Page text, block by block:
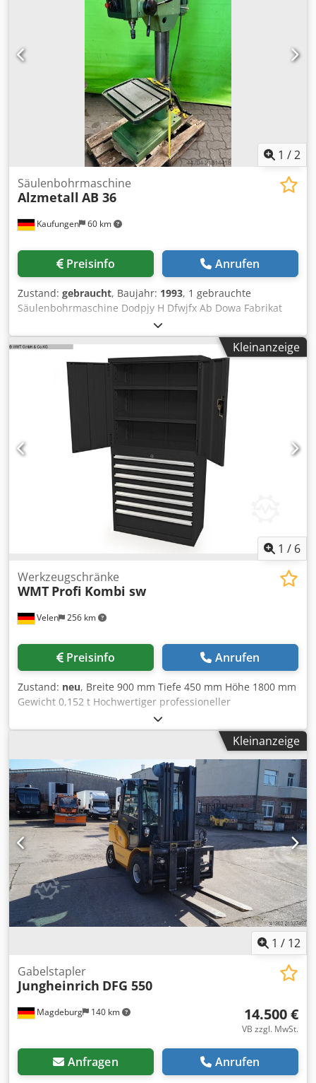
1 /2
Kaufungen 60 km
Säulenbohrmaschine
Alzmetall AB 36
Preisinfo Anrufen
Zustand: gebraucht, Baujahr: 1993, 1 gebrauchte
Säulenbohrmaschine Dodpjy H Dfwjfx Ab Dowa Fabrikat
Alzmetall Typ AB 36 Baujahr 1993 Spindelaufnahme MK 4
Bohrleistung in Stahl St 60 34 mm Bohrleistung in Guss GG
20 40 mm Bohrvermögen in St 60 40 mm
Gewindeschneiden in ST 60 M 24 Gewindeschneiden in GG
20 M 30 Ausladung 330 mm Säulendurchmesser 145 mm
Spindelhub 160 mm mit automatischem Bohr Vorschub
Gesamtleistungsbedarf 1,3 kW Maschinenhöhe 1865 mm
Gewicht ca 470 kg
Kleinanzeige
1 / 6
Velen 256 km
Werkzeugschränke
WMT Profi Kombi sw
Preisinfo Anrufen
Zustand: neu, Breite 900 mm Tiefe 450 mm Höhe 1800 mm
Gewicht 0,152 t Hochwertiger professioneller
Werkzeugschrank. Djdpfx Ajvn U Hpjb Djwa Dieser Schrank
besteht aus zwei separaten Boxen, die aufeinander
montiert werden können. Beide Schränke sind 90 cm.
hoch, 90 cm. breit und 45 cm tief. Beide Fachböden sind so
in der Höhe verstellbar und können mit 150 kg pro
Fachbden belastet werden. Der Schubladenschrank ist mit
6 Schubladen von 100 mm Höhe ausgestattet. Eine
Schublade ist von 200 mm hoch. Max. Belastung je
Schublade ist 100Kg. Alle Schubladen sind zentral
verriegelt.
Kleinanzeige
1 / 12
Magdeburg 140 km
Gabelstapler
Jungheinrich DFG 550
14.500 €
VB zzgl. MwSt.
Anfragen Anrufen